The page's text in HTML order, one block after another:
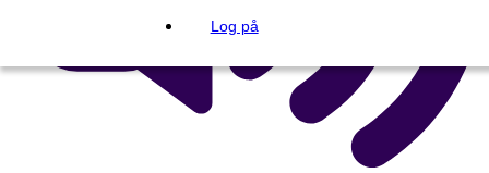
Log på